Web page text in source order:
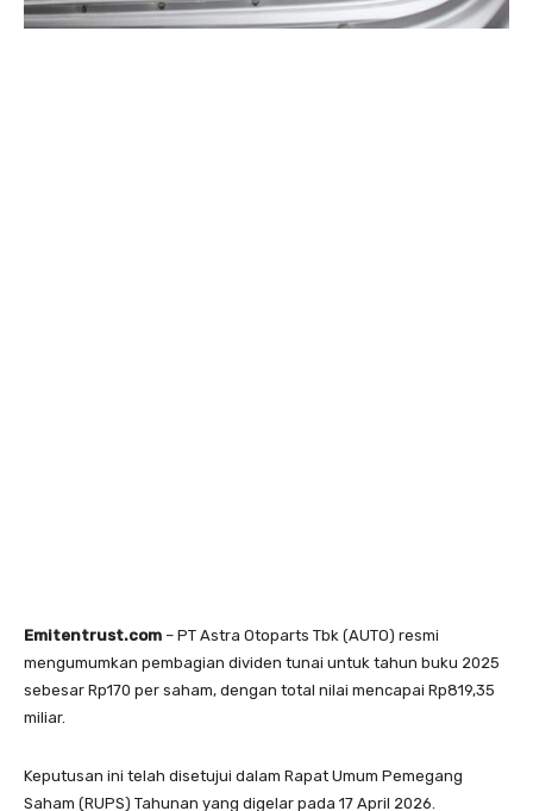
Emitentrust.com – PT Astra Otoparts Tbk (AUTO) resmi
mengumumkan pembagian dividen tunai untuk tahun buku 2025
sebesar Rp170 per saham, dengan total nilai mencapai Rp819,35
miliar.
Keputusan ini telah disetujui dalam Rapat Umum Pemegang
Saham (RUPS) Tahunan yang digelar pada 17 April 2026.